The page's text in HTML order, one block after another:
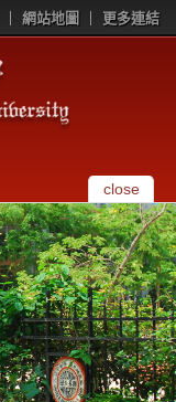
網站地圖 更多連結
close